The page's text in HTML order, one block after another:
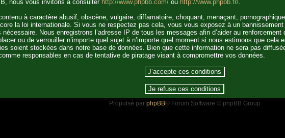
nous vous invitons à consulter http://www.phpbb.com/ou http://www.phpbb.fr/.
à caractère abusif, obscène, vulgaire, diffamatoire, choquant, menaçant,
la loi internationale. Si vous ne respectez pas cela, vous vous exposez à un
Nous enregistrons l’adresse IP de tous les messages afin d’aider au
ou de verrouiller n’importe quel sujet à n’importe quel moment si nous estimons que
soient stockées dans notre base de données. Bien que cette information ne sera pas
responsables en cas de tentative de piratage visant à compromettre vos données.
Propulsé par phpBB® Forum Software © phpBB Group